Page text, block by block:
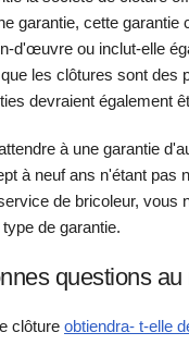
garantie, cette garantie
d'œuvre ou inclut-elle
les clôtures sont des
devraient également
à une garantie
à neuf ans n'étant pas
de bricoleur, vous
de garantie.
questions au
clôture obtiendra- t-elle